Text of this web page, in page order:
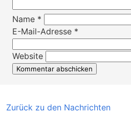
Name *
E-Mail-Adresse *
Website
Zurück zu den Nachrichten